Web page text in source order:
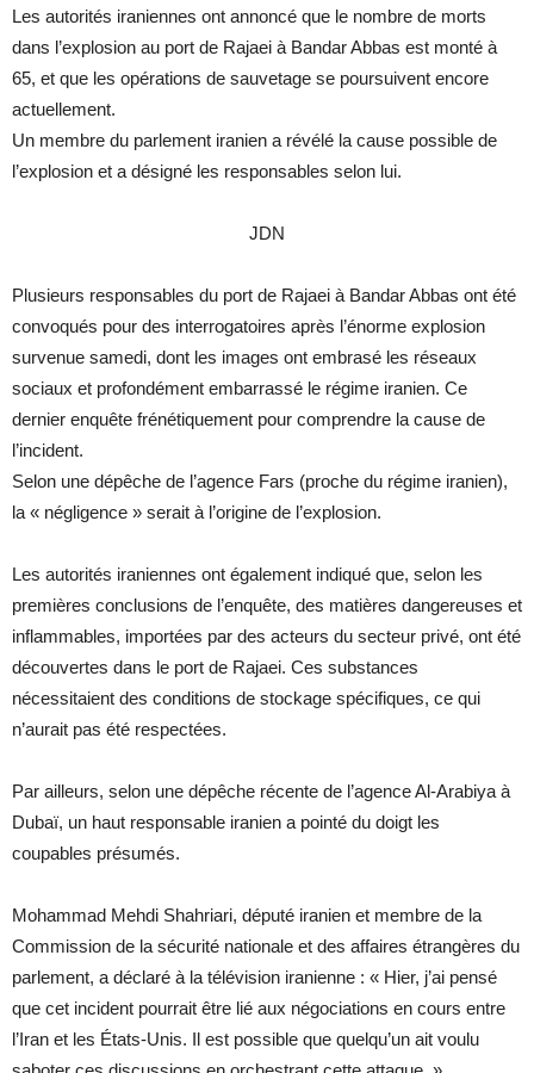
Les autorités iraniennes ont annoncé que le nombre de morts
dans l’explosion au port de Rajaei à Bandar Abbas est monté à
65, et que les opérations de sauvetage se poursuivent encore
actuellement.
Un membre du parlement iranien a révélé la cause possible de
l’explosion et a désigné les responsables selon lui.
JDN
Plusieurs responsables du port de Rajaei à Bandar Abbas ont été
convoqués pour des interrogatoires après l’énorme explosion
survenue samedi, dont les images ont embrasé les réseaux
sociaux et profondément embarrassé le régime iranien. Ce
dernier enquête frénétiquement pour comprendre la cause de
l’incident.
Selon une dépêche de l’agence Fars (proche du régime iranien),
la « négligence » serait à l’origine de l’explosion.
Les autorités iraniennes ont également indiqué que, selon les
premières conclusions de l’enquête, des matières dangereuses et
inflammables, importées par des acteurs du secteur privé, ont été
découvertes dans le port de Rajaei. Ces substances
nécessitaient des conditions de stockage spécifiques, ce qui
n’aurait pas été respectées.
Par ailleurs, selon une dépêche récente de l’agence Al-Arabiya à
Dubaï, un haut responsable iranien a pointé du doigt les
coupables présumés.
Mohammad Mehdi Shahriari, député iranien et membre de la
Commission de la sécurité nationale et des affaires étrangères du
parlement, a déclaré à la télévision iranienne : « Hier, j’ai pensé
que cet incident pourrait être lié aux négociations en cours entre
l’Iran et les États-Unis. Il est possible que quelqu’un ait voulu